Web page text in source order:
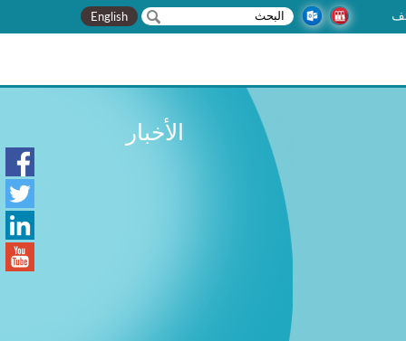
استمارة البحث
‏بحث ‏ English
الأخبار